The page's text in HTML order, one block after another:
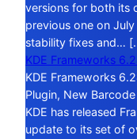
versions for both its
previous one on
stability fixes and…
KDE Frameworks
KDE Frameworks
Plugin, New
KDE has released
update to its set of